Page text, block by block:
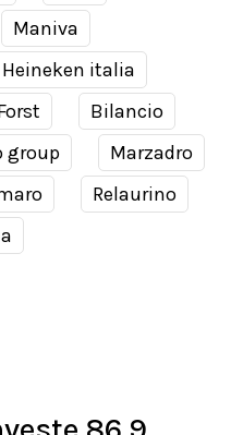
Maniva
Heineken italia
Bilancio
group
Marzadro
Relaurino